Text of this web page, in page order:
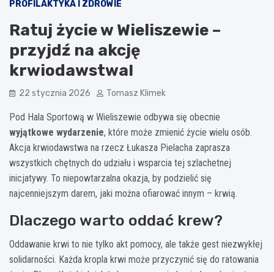
PROFILAKTYKA I ZDROWIE
Ratuj życie w Wieliszewie –
przyjdź na akcję
krwiodawstwa!
22 stycznia 2026 Tomasz Klimek
Pod Hala Sportową w Wieliszewie odbywa się obecnie
wyjątkowe wydarzenie, które może zmienić życie wielu osób.
Akcja krwiodawstwa na rzecz Łukasza Pielacha zaprasza
wszystkich chętnych do udziału i wsparcia tej szlachetnej
inicjatywy. To niepowtarzalna okazja, by podzielić się
najcenniejszym darem, jaki można ofiarować innym – krwią.
Dlaczego warto oddać krew?
Oddawanie krwi to nie tylko akt pomocy, ale także gest niezwykłej
solidarności. Każda kropla krwi może przyczynić się do ratowania